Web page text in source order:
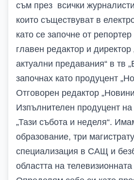
съм през всички
които съществуват в
като се започне от
главен редактор и
актуални предавания“ в тв
започнах като продуцент
Отговорен редактор
Изпълнителен продуцент
„Тази събота и неделя“.
образование, три
специализация в САЩ и
областта на